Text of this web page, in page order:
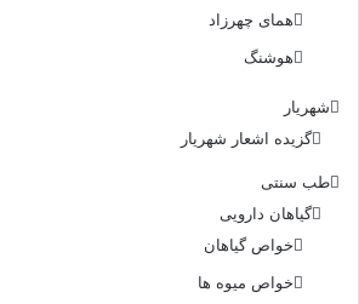
هماى چهرزاد
هوشنگ
شهریار
گزیده اشعار شهریار
طب سنتی
گیاهان دارویی
خواص گیاهان
خواص میوه ها